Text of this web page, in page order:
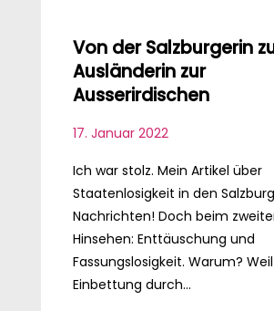
Von der Salzburgerin
Ausländerin zur
Ausserirdischen
17. Januar 2022
Ich war stolz. Mein Artikel über
Staatenlosigkeit in den
Nachrichten! Doch beim
Hinsehen: Enttäuschung und
Fassungslosigkeit. Warum?
Einbettung durch...